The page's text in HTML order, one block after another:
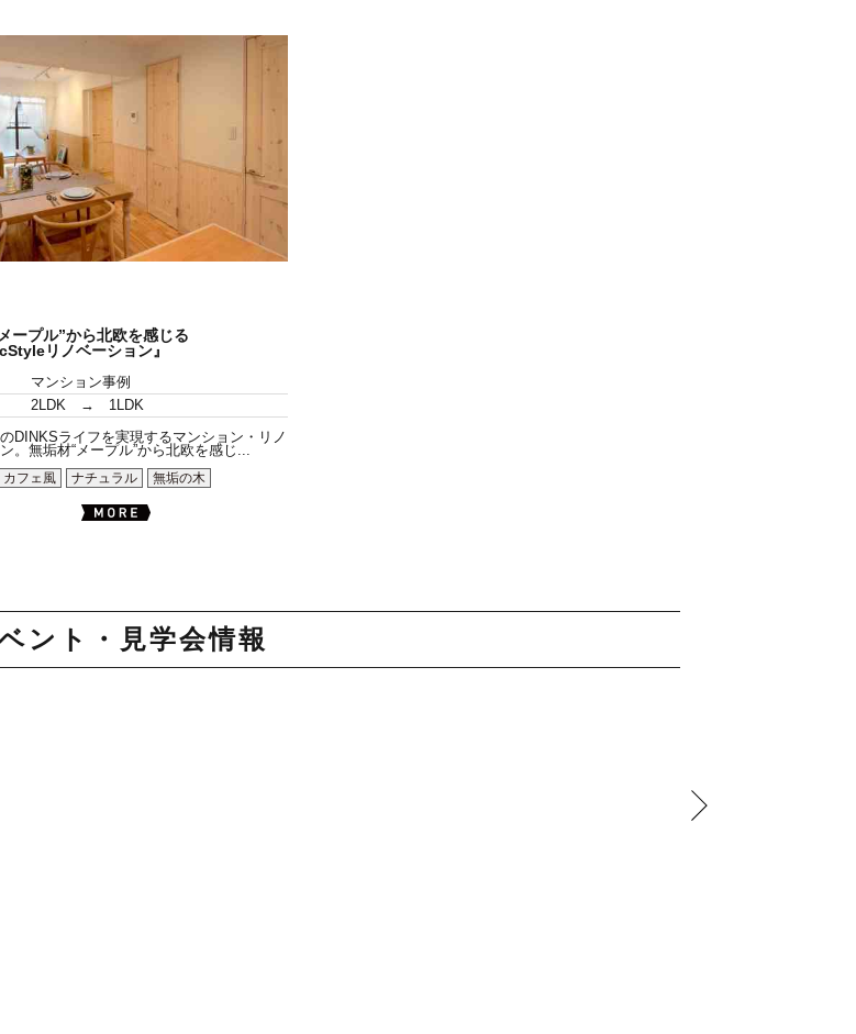
ープル”から北欧を感じる
リノベーション』
マンション事例
2LDK → 1LDK
DINKSライフを実現するマンション・リノ
。無垢材“メープル”から北欧を感じ...
カフェ風 ナチュラル 無垢の木
ント・見学会情報